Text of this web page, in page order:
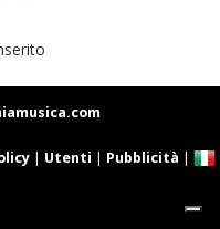
| Utenti | Pubblicità |